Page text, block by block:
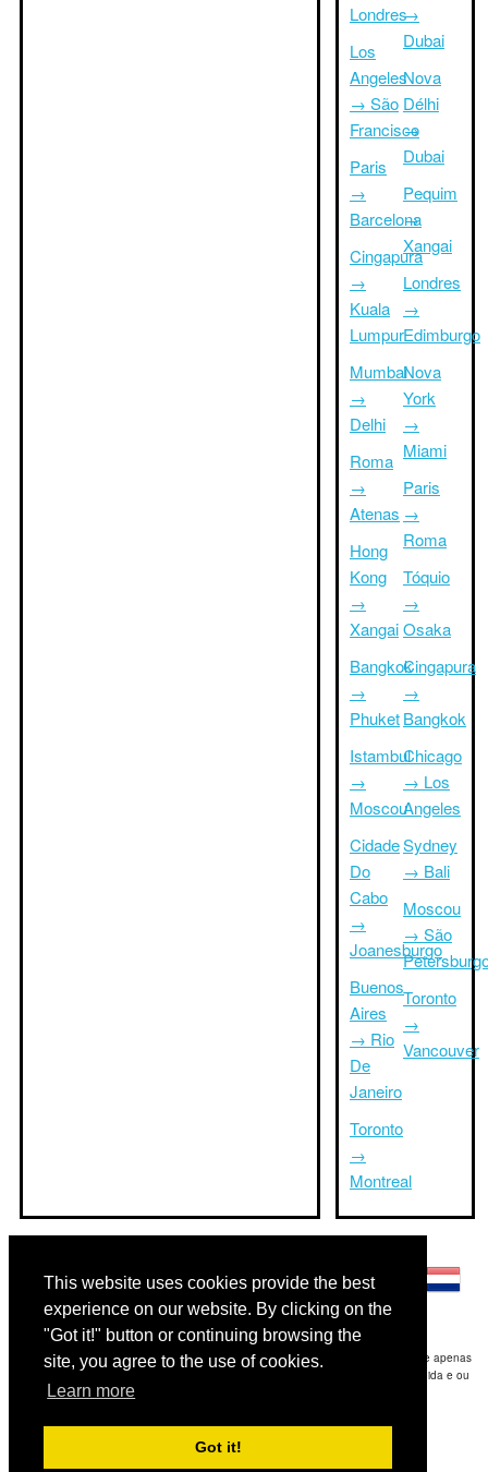
This website uses cookies provide the best
experience on our website. By clicking on the
"Got it!" button or continuing browsing the
site, you agree to the use of cookies.
Learn more
Got it!
Londres
Los
Angeles
→ São
Francisco
Paris
→
Barcelona
Cingapura
→
Kuala
Lumpur
Mumbai
→
Delhi
Roma
→
Atenas
Hong
Kong
→
Xangai
Bangkok
→
Phuket
Istambul
→
Moscou
Cidade
Do
Cabo
→
Joanesburgo
Buenos
Aires
→ Rio
De
Janeiro
Toronto
→
Montreal
→
Dubai
Nova
Délhi
→
Dubai
Pequim
→
Xangai
Londres
→
Edimburgo
Nova
York
→
Miami
Paris
→
Roma
Tóquio
→
Osaka
Cingapura
→
Bangkok
Chicago
→ Los
Angeles
Sydney
→ Bali
Moscou
→ São
Toronto
→
Vancouver
Disclaimer: As informações apresentadas neste site é a nossa melhor estimativa e apenas
para sua referência.Triptimeto.com não se responsabiliza por qualquer atraso de ida e ou
consequentes danos / resultou das informações fornecidas.
Copyright 2015-2026
Contact Usfor feedback.